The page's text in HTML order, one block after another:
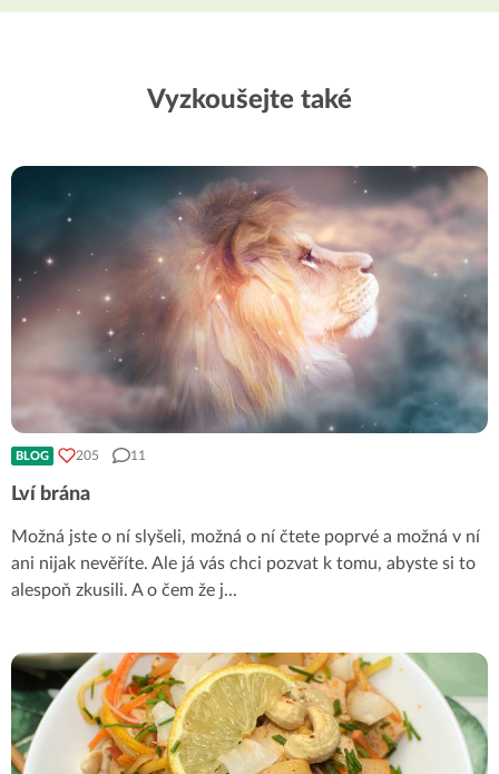
Vyzkoušejte také
BLOG 205 11
Lví brána
Možná jste o ní slyšeli, možná o ní čtete poprvé a možná v ní
ani nijak nevěříte. Ale já vás chci pozvat k tomu, abyste si to
alespoň zkusili. A o čem že j...